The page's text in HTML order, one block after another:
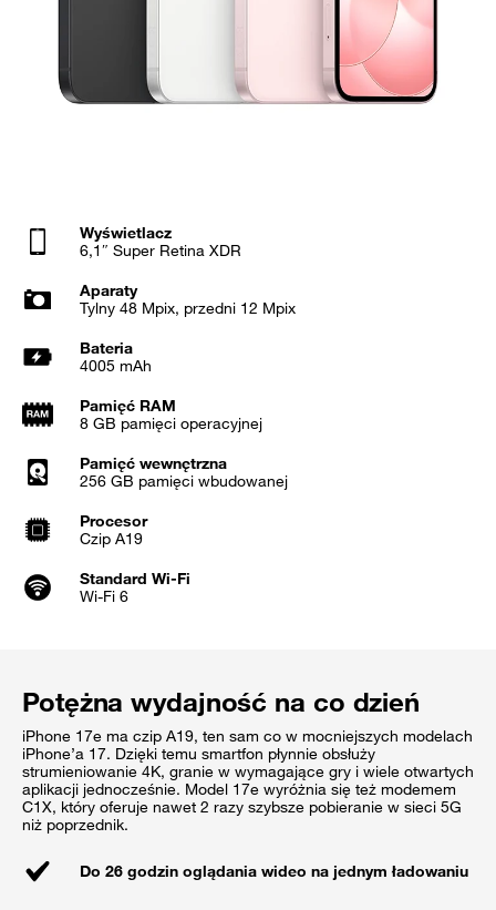
Wyświetlacz
6,1″ Super Retina XDR
Aparaty
Tylny 48 Mpix, przedni 12 Mpix
Bateria
4005 mAh
Pamięć RAM
8 GB pamięci operacyjnej
Pamięć wewnętrzna
256 GB pamięci wbudowanej
Procesor
Czip A19
Standard Wi-Fi
Wi-Fi 6
Potężna wydajność na co dzień
iPhone 17e ma czip A19, ten sam co w mocniejszych modelach
iPhone’a 17. Dzięki temu smartfon płynnie obsłuży
strumieniowanie 4K, granie w wymagające gry i wiele otwartych
aplikacji jednocześnie. Model 17e wyróżnia się też modemem
C1X, który oferuje nawet 2 razy szybsze pobieranie w sieci 5G
niż poprzednik.
Do 26 godzin oglądania wideo na jednym ładowaniu